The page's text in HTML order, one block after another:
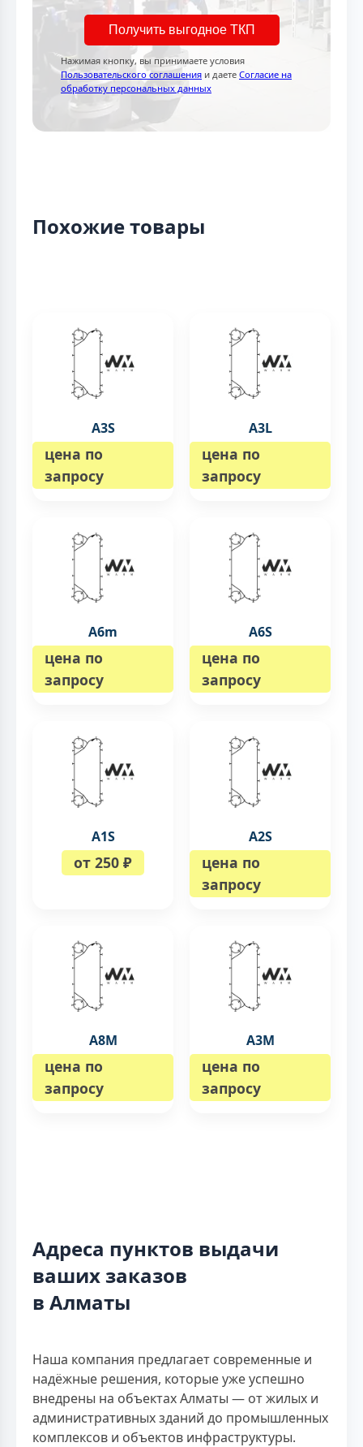
Получить выгодное ТКП
Нажимая кнопку, вы принимаете условия
Пользовательского соглашения и даете Согласие на
обработку персональных данных
Похожие товары
A3S
цена по
запросу
A3L
цена по
запросу
A6m
цена по
запросу
A6S
цена по
запросу
A1S
от 250 ₽
A2S
цена по
запросу
A8M
цена по
запросу
A3M
цена по
запросу
Адреса пунктов выдачи
ваших заказов
в Алматы
Наша компания предлагает современные и
надёжные решения, которые уже успешно
внедрены на объектах Алматы — от жилых и
административных зданий до промышленных
комплексов и объектов инфраструктуры.